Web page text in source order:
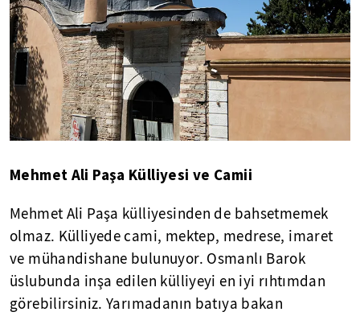
Mehmet Ali Paşa Külliyesi ve Camii
Mehmet Ali Paşa külliyesinden de bahsetmemek
olmaz. Külliyede cami, mektep, medrese, imaret
ve mühandishane bulunuyor. Osmanlı Barok
üslubunda inşa edilen külliyeyi en iyi rıhtımdan
görebilirsiniz. Yarımadanın batıya bakan